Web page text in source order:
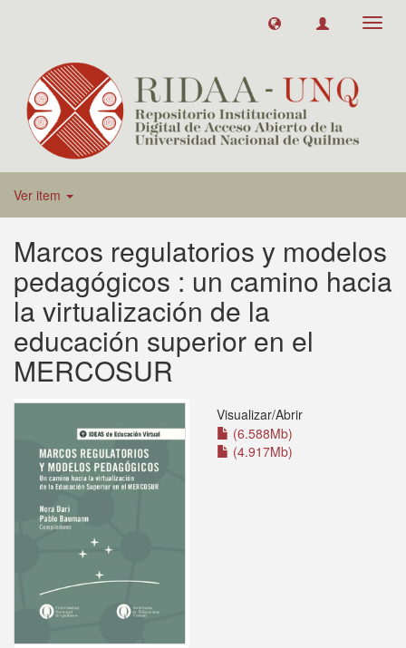
Ver item
Marcos regulatorios y modelos
pedagógicos : un camino hacia
la virtualización de la
educación superior en el
MERCOSUR
Visualizar/Abrir
(6.588Mb)
(4.917Mb)